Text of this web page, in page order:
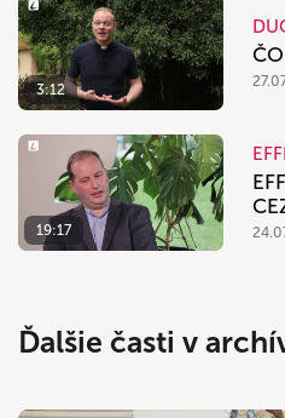
3:12
19:17
Ďalšie časti v